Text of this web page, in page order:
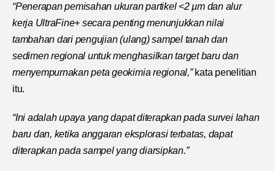
“Penerapan pemisahan ukuran partikel <2 µm dan alur
kerja UltraFine+ secara penting menunjukkan nilai
tambahan dari pengujian (ulang) sampel tanah dan
sedimen regional untuk menghasilkan target baru dan
menyempurnakan peta geokimia regional,”kata penelitian
itu.
“Ini adalah upaya yang dapat diterapkan pada survei lahan
baru dan, ketika anggaran eksplorasi terbatas, dapat
diterapkan pada sampel yang diarsipkan.”